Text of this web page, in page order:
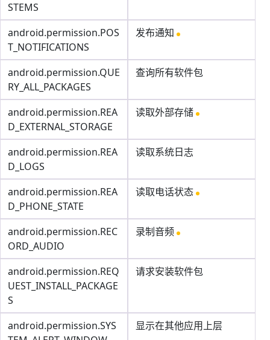
STEMS
android.permission.POS
T_NOTIFICATIONS
发布通知
android.permission.QUE
RY_ALL_PACKAGES
查询所有软件包
android.permission.REA
D_EXTERNAL_STORAGE
读取外部存储
android.permission.REA
D_LOGS
读取系统日志
android.permission.REA
D_PHONE_STATE
读取电话状态
android.permission.REC
ORD_AUDIO
录制音频
android.permission.REQ
UEST_INSTALL_PACKAGE
S
请求安装软件包
android.permission.SYS
显示在其他应用上层